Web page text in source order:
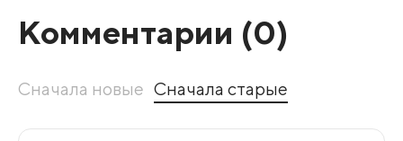
Комментарии (0)
Сначала новые Сначала старые